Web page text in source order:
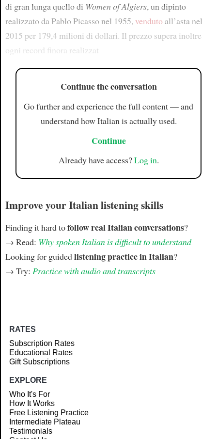
di gran lunga quello di Women of Algiers, un dipinto
realizzato da Pablo Picasso nel 1955,vendutoall’asta nel
2015 per 179,4 milioni di dollari. Il prezzo supera inoltre
ogni record finora realizzat
Continue the conversation
Go further and experience the full content — and
understand how Italian is actually used.
Continue
Already have access?Log in.
Improve your Italian listening skills
Finding it hard tofollow real Italian conversations?
→ Read: Why spoken Italian is difficult to understand
Looking for guidedlistening practice in Italian?
→ Try: Practice with audio and transcripts
RATES
Subscription Rates
Educational Rates
Gift Subscriptions
EXPLORE
Who It's For
How It Works
Free Listening Practice
Intermediate Plateau
Testimonials